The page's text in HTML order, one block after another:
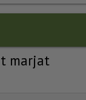
marjat